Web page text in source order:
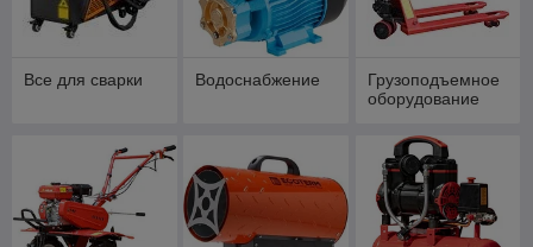
Все для сварки Водоснабжение
Грузоподъемное
оборудование